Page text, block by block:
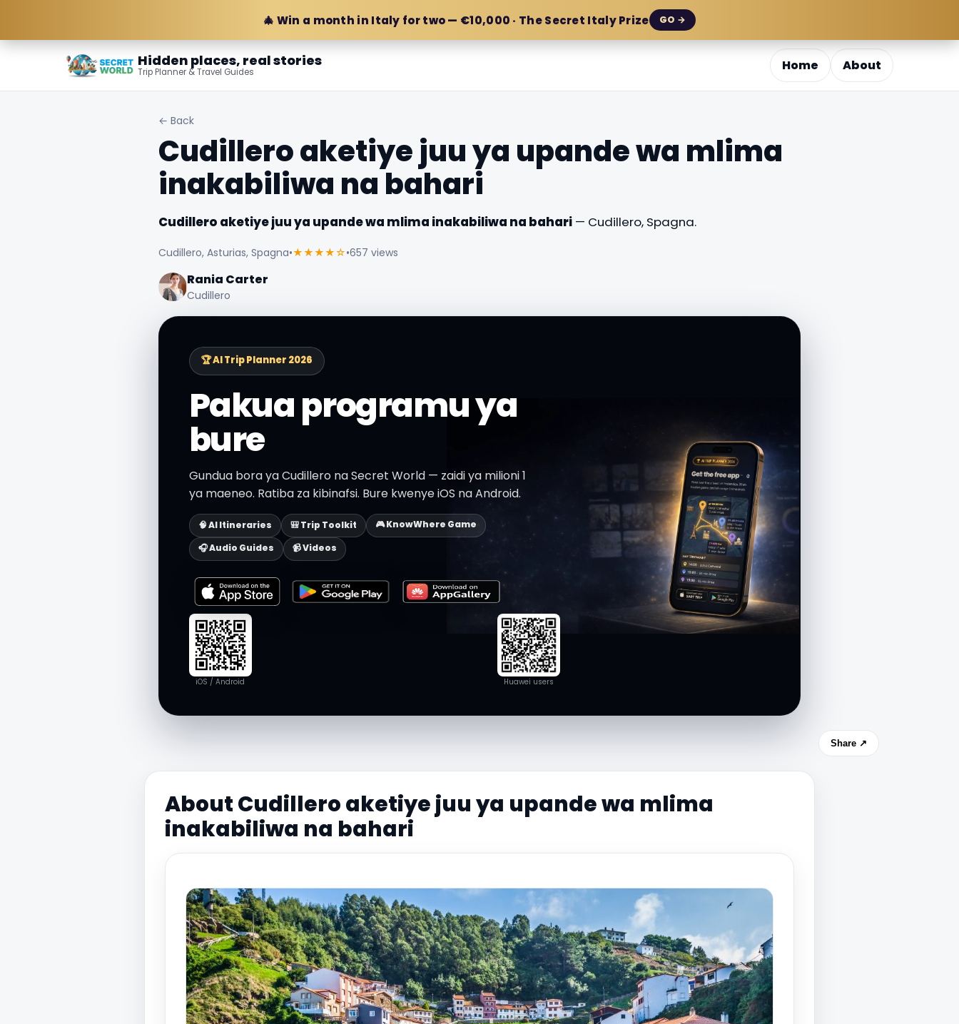
🎄 Win a month in Italy for two — €10,000 · The Secret Italy Prize GO →
Hidden places, real stories
Trip Planner & Travel Guides Home About
← Back
Cudillero aketiye juu ya upande wa mlima
inakabiliwa na bahari
Cudillero aketiye juu ya upande wa mlima inakabiliwa na bahari— Cudillero, Spagna.
Cudillero, Asturias, Spagna•★★★★☆•657 views
Rania Carter
Cudillero
🏆 AI Trip Planner 2026
Pakua programu ya
bure
Gundua bora ya Cudillero na Secret World — zaidi ya milioni 1
ya maeneo. Ratiba za kibinafsi. Bure kwenye iOS na Android.
🧠 AI Itineraries 🎒 Trip Toolkit
🎮 KnowWhere Game
🎧 Audio Guides
📹 Videos
iOS / Android Huawei users
Share ↗
About Cudillero aketiye juu ya upande wa mlima
inakabiliwa na bahari